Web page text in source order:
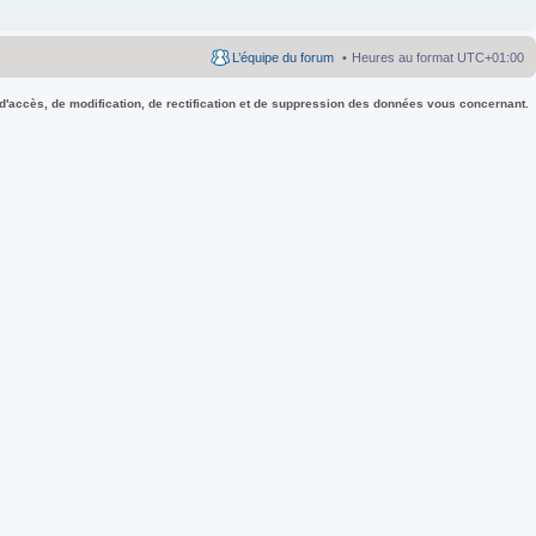
Heures au format UTC+01:00
L’équipe du forum
de modification, de rectification et de suppression des données vous concernant.